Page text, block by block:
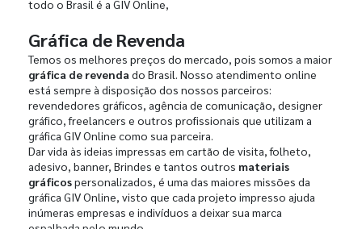
todo o Brasil é a GIV Online,
Gráfica de Revenda
Temos os melhores preços do mercado, pois somos a maior
gráfica de revenda do Brasil. Nosso atendimento online
está sempre à disposição dos nossos parceiros:
revendedores gráficos, agência de comunicação, designer
gráfico, freelancers e outros profissionais que utilizam a
gráfica GIV Online como sua parceira.
Dar vida às ideias impressas em cartão de visita, folheto,
adesivo, banner, Brindes e tantos outros materiais
gráficospersonalizados, é uma das maiores missões da
gráfica GIV Online, visto que cada projeto impresso ajuda
inúmeras empresas e indivíduos a deixar sua marca